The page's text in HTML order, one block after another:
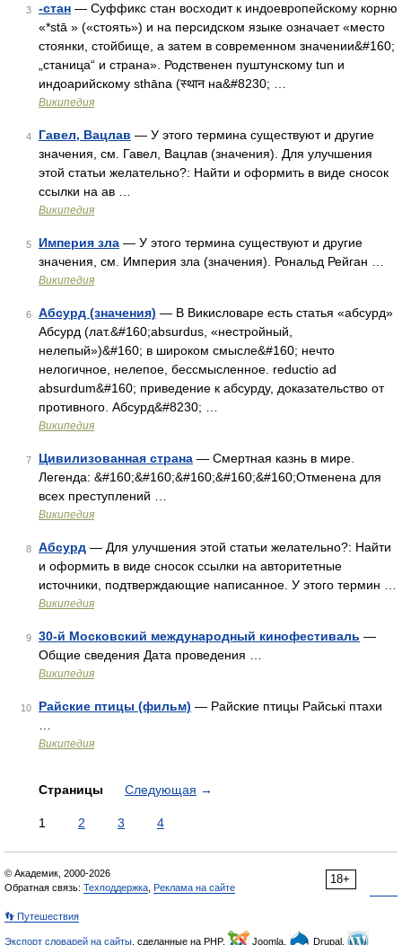
3 -стан — Суффикс стан восходит к индоевропейскому корню
«*stā » («стоять») и на персидском языке означает «место
стоянки, стойбище, а затем в современном значении&#160;
„станица“ и страна». Родственен пуштунскому tun и
индоарийскому sthāna (स्थान на&#8230; …
Википедия
4 Гавел, Вацлав — У этого термина существуют и другие
значения, см. Гавел, Вацлав (значения). Для улучшения
этой статьи желательно?: Найти и оформить в виде сносок
ссылки на ав …
Википедия
5 Империя зла — У этого термина существуют и другие
значения, см. Империя зла (значения). Рональд Рейган …
Википедия
6 Абсурд (значения) — В Викисловаре есть статья «абсурд»
Абсурд (лат.&#160;absurdus, «нестройный,
нелепый»)&#160; в широком смысле&#160; нечто
нелогичное, нелепое, бессмысленное. reductio ad
absurdum&#160; приведение к абсурду, доказательство от
противного. Абсурд&#8230; …
Википедия
7 Цивилизованная страна — Смертная казнь в мире.
Легенда: &#160;&#160;&#160;&#160;&#160;Отменена для
всех преступлений …
Википедия
8 Абсурд — Для улучшения этой статьи желательно?: Найти
и оформить в виде сносок ссылки на авторитетные
источники, подтверждающие написанное. У этого термин …
Википедия
9 30-й Московский международный кинофестиваль —
Общие сведения Дата проведения …
Википедия
10 Райские птицы (фильм) — Райские птицы Райські птахи
Википедия
Страницы Следующая →
1 2 3 4
18+
© Академик, 2000-2026
Обратная связь: Техподдержка Реклама на сайте
👣 Путешествия
Экспорт словарей на сайты , сделанные на PHP, Joomla, Drupal,